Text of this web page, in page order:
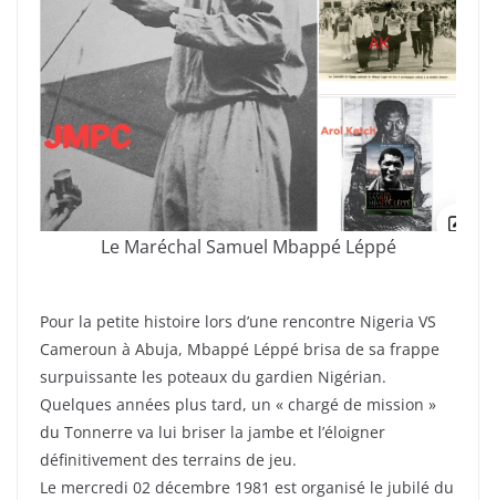
Le Maréchal Samuel Mbappé Léppé
Pour la petite histoire lors d’une rencontre Nigeria VS
Cameroun à Abuja, Mbappé Léppé brisa de sa frappe
surpuissante les poteaux du gardien Nigérian.
Quelques années plus tard, un « chargé de mission »
du Tonnerre va lui briser la jambe et l’éloigner
définitivement des terrains de jeu.
Le mercredi 02 décembre 1981 est organisé le jubilé du